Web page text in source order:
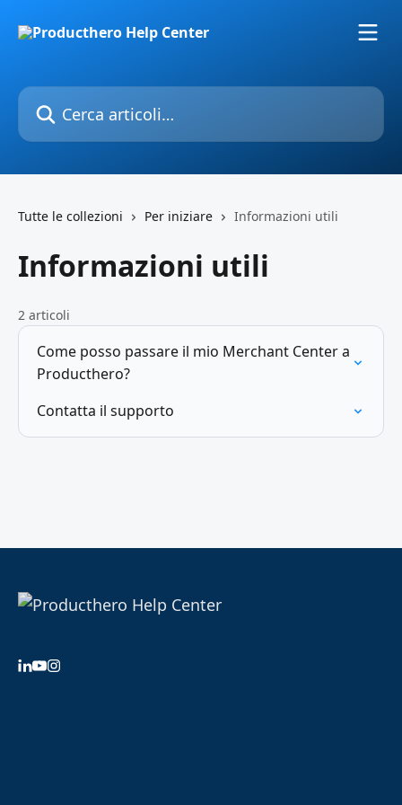
Cerca articoli…
Tutte le collezioni Per iniziare Informazioni utili
Informazioni utili
2 articoli
Come posso passare il mio Merchant Center a
Producthero?
Contatta il supporto